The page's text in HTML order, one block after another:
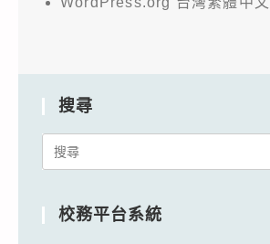
搜尋
Search
校務平台系統